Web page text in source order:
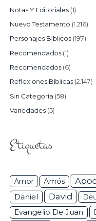
Notas Y Editoriales (1)
Nuevo Testamento (1.216)
Personajes Bíblicos (197)
Recomendados (1)
Recomendados (6)
Reflexiones Bíblicas (2.147)
Sin Categoría (58)
Variedades (5)
Etiquetas
Amor Amós
Daniel David
Evangelio De Juan